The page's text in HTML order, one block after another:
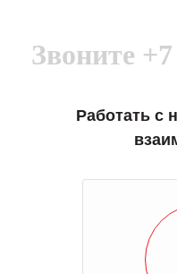
Звоните
Работать с